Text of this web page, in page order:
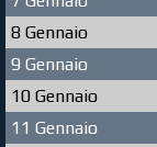
8 Gennaio
9 Gennaio
10 Gennaio
11 Gennaio